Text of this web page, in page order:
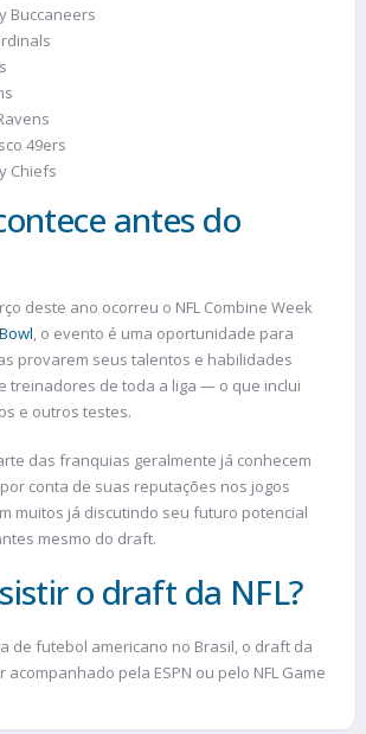
Buccaneers
49ers
Chiefs
antes do
deste ano ocorreu o NFL Combine Week
, o evento é uma oportunidade para
provarem seus talentos e habilidades
treinadores de toda a liga — o que inclui
e outros testes.
das franquias geralmente já conhecem
conta de suas reputações nos jogos
muitos já discutindo seu futuro potencial
mesmo do draft.
o draft da NFL?
de futebol americano no Brasil, o draft da
acompanhado pela ESPN ou pelo NFL Game